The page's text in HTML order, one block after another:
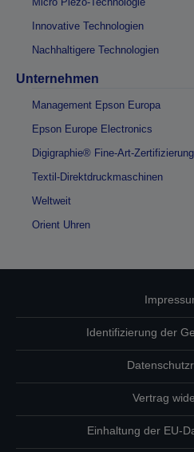
Innovative Technologien
Nachhaltigere Technologien
Unternehmen
Management Epson Europa
Epson Europe Electronics
Digigraphie® Fine-Art-Zertifizierung
Textil-Direktdruckmaschinen
Weltweit
Orient Uhren
Identifizierung der
Vertrag
Einhaltung der EU-